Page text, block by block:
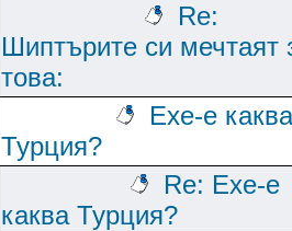
Re:
Шиптърите си мечтаят
това:
Ехе-е каква
Турция?
Re: Ехе-е
каква Турция?